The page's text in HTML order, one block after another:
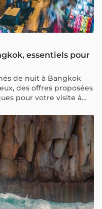
essentiels pour
de nuit à Bangkok
des offres proposées
pour votre visite à